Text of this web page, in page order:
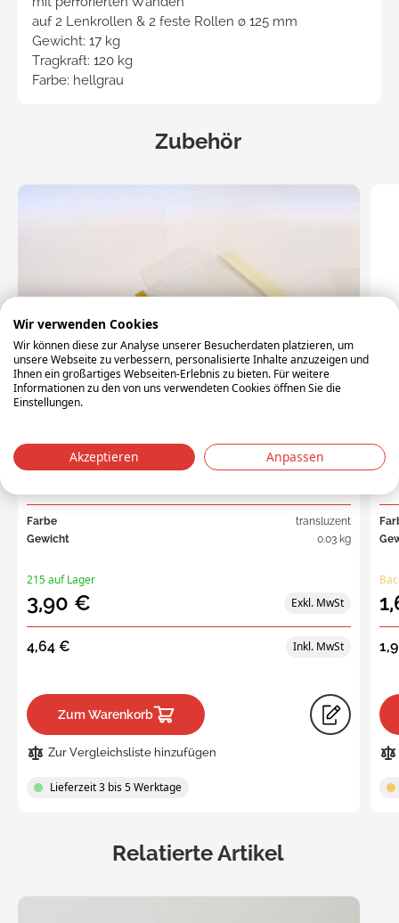
auf 2 Lenkrollen & 2 feste Rollen ø 125 mm
Gewicht: 17 kg
Tragkraft: 120 kg
Farbe: hellgrau
Zubehör
Rücksende-Etikettentasche 15x10cm, transparent
Farbe
transluzent
Gewicht
0.03 kg
215 auf Lager
3,90 €
4,64 €
Zum Warenkorb
Zur Vergleichsliste hinzufügen
Lieferzeit 3 bis 5 Werktage
Relatierte Artikel
Wir verwenden Cookies
Wir können diese zur Analyse unserer Besucherdaten platzieren, um
unsere Webseite zu verbessern, personalisierte Inhalte anzuzeigen und
Ihnen ein großartiges Webseiten-Erlebnis zu bieten. Für weitere
Informationen zu den von uns verwendeten Cookies öffnen Sie die
Einstellungen.
Akzeptieren Anpassen